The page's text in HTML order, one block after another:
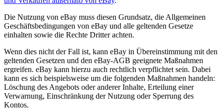
Die Nutzung von eBay muss diesen Grundsatz, die Allgemeinen
Geschäftsbedingungen von eBay und alle geltenden Gesetze
einhalten sowie die Rechte Dritter achten.
Wenn dies nicht der Fall ist, kann eBay in Übereinstimmung mit den
geltenden Gesetzen und den eBay-AGB geeignete Maßnahmen
ergreifen. eBay kann hierzu auch rechtlich verpflichtet sein. Dabei
kann es sich beispielsweise um die folgenden Maßnahmen handeln:
Löschung des Angebots oder anderer Inhalte, Erteilung einer
Verwarnung, Einschränkung der Nutzung oder Sperrung des
Kontos.